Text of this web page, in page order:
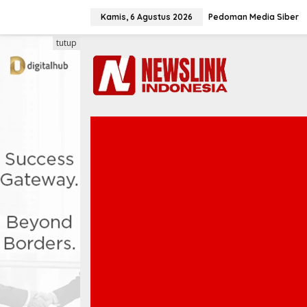
Kamis, 6 Agustus 2026 Pedoman Media Siber
tutup